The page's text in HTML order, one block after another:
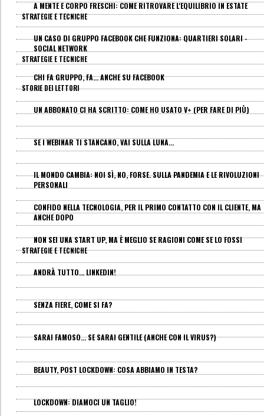
A MENTE E CORPO FRESCHI: COME RITROVARE L'EQUILIBRIO IN ESTATE
STRATEGIE E TECNICHE
UN CASO DI GRUPPO FACEBOOK CHE FUNZIONA: QUARTIERI SOLARI -
SOCIAL NETWORK
STRATEGIE E TECNICHE
CHI FA GRUPPO, FA... ANCHE SU FACEBOOK
STORIE DEI LETTORI
UN ABBONATO CI HA SCRITTO: COME HO USATO V+ (PER FARE DI PIÙ)
SE I WEBINAR TI STANCANO, VAI SULLA LUNA...
IL MONDO CAMBIA: NOI SÌ, NO, FORSE. SULLA PANDEMIA E LE RIVOLUZIONI
PERSONALI
CONFIDO NELLA TECNOLOGIA, PER IL PRIMO CONTATTO CON IL CLIENTE, MA
ANCHE DOPO
NON SEI UNA START UP, MA È MEGLIO SE RAGIONI COME SE LO FOSSI
STRATEGIE E TECNICHE
ANDRÀ TUTTO... LINKEDIN!
SENZA FIERE, COME SI FA?
SARAI FAMOSO... SE SARAI GENTILE (ANCHE CON IL VIRUS?)
BEAUTY, POST LOCKDOWN: COSA ABBIAMO IN TESTA?
LOCKDOWN: DIAMOCI UN TAGLIO!